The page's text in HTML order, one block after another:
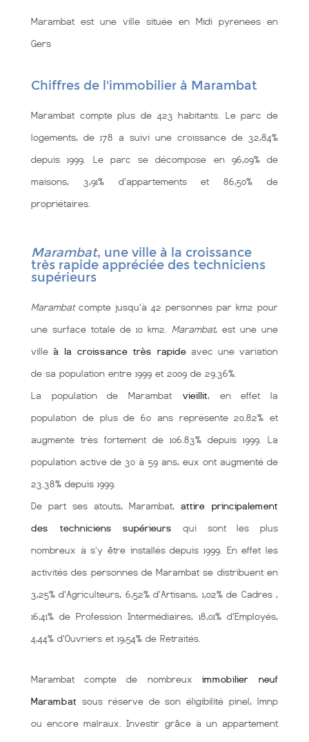
Marambat est une ville située en Midi pyrenees en
Gers
Chiffres de l'immobilier à Marambat
Marambat compte plus de 423 habitants. Le parc de
logements, de 178 a suivi une croissance de 32,84%
depuis 1999. Le parc se décompose en 96,09% de
maisons, 3,91% d'appartements et 86,50% de
propriétaires.
Marambat, une ville à la croissance
très rapide appréciée des techniciens
supérieurs
Marambatcompte jusqu'à 42 personnes par km2 pour
une surface totale de 10 km2. Marambat, est une une
ville à la croissance très rapide avec une variation
de sa population entre 1999 et 2009 de 29.36%.
La population de Marambat vieillit, en effet la
population de plus de 60 ans représente 20.82% et
augmente très fortement de 106.83% depuis 1999. La
population active de 30 à 59 ans, eux ont augmenté de
23.38% depuis 1999.
De part ses atouts, Marambat, attire principalement
des techniciens supérieurs qui sont les plus
nombreux à s'y être installés depuis 1999. En effet les
activités des personnes de Marambat se distribuent en
3,25% d'Agriculteurs, 6,52% d'Artisans, 1,02% de Cadres ,
16,41% de Profession Intermédiaires, 18,01% d'Employés,
4,44% d'Ouvriers et 19,54% de Retraités.
Marambat compte de nombreux immobilier neuf
Marambat sous réserve de son éligibilité pinel, lmnp
ou encore malraux. Investir grâce à un appartement